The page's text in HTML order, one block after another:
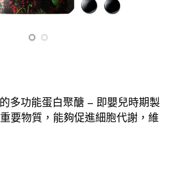
多功能蛋白聚醣 – 即嬰兒時期製
要物質，能夠促進細胞代謝，維